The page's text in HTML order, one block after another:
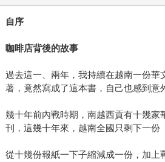
自序
咖啡店背後的故事
過去這一、兩年，我持續在越南一份華
著，竟然寫成了這本書，自己也感到意
幾十年前內戰時期，南越西貢有十幾家
刊，這幾十年來，越南全國只剩下一份
從十幾份報紙一下子縮減成一份，加上